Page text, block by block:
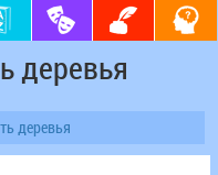
деревья
деревья